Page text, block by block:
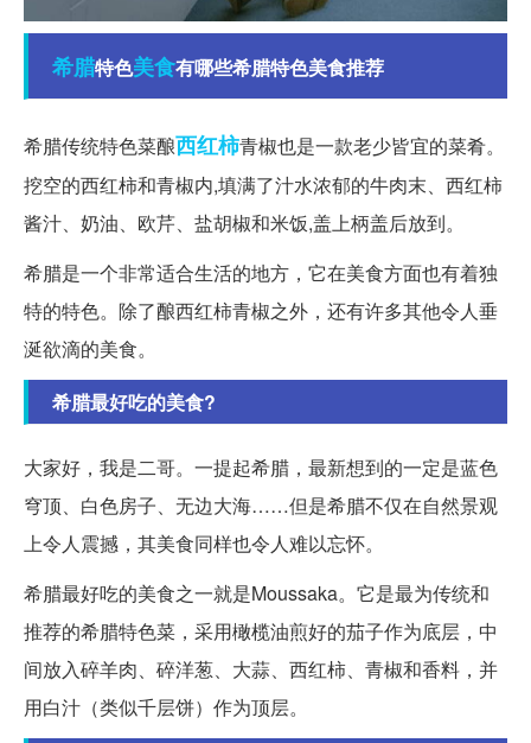
希腊特色美食有哪些希腊特色美食推荐
希腊传统特色菜酿西红柿青椒也是一款老少皆宜的菜肴。
挖空的西红柿和青椒内,填满了汁水浓郁的牛肉末、西红柿
酱汁、奶油、欧芹、盐胡椒和米饭,盖上柄盖后放到。
希腊是一个非常适合生活的地方，它在美食方面也有着独
特的特色。除了酿西红柿青椒之外，还有许多其他令人垂
涎欲滴的美食。
希腊最好吃的美食?
大家好，我是二哥。一提起希腊，最新想到的一定是蓝色
穹顶、白色房子、无边大海……但是希腊不仅在自然景观
上令人震撼，其美食同样也令人难以忘怀。
希腊最好吃的美食之一就是Moussaka。它是最为传统和
推荐的希腊特色菜，采用橄榄油煎好的茄子作为底层，中
间放入碎羊肉、碎洋葱、大蒜、西红柿、青椒和香料，并
用白汁（类似千层饼）作为顶层。